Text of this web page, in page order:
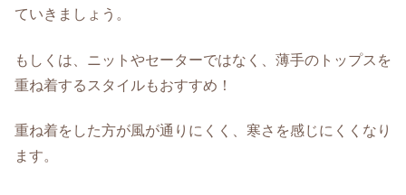
ていきましょう。
もしくは、ニットやセーターではなく、薄手のトップスを
重ね着するスタイルもおすすめ！
重ね着をした方が風が通りにくく、寒さを感じにくくなり
ます。